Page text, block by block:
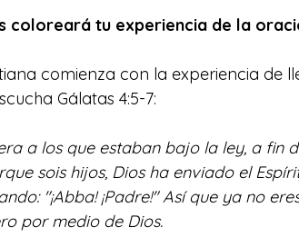
coloreará tu experiencia de la
comienza con la experiencia de
Gálatas 4:5-7:
a los que estaban bajo la ley, a fin
sois hijos, Dios ha enviado el
"¡Abba! ¡Padre!" Así que ya no
por medio de Dios.